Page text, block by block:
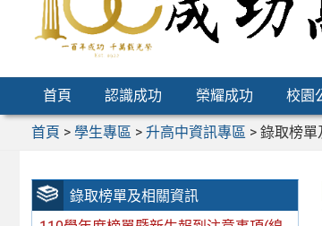
首頁 認識成功 榮耀成功 校園
首頁 > 學生專區 > 升高中資訊專區 > 錄取榜單
錄取榜單及相關資訊